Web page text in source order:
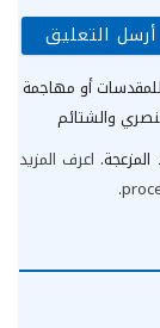
أو مهاجمة
والشتائم
اعرف المزيد
.